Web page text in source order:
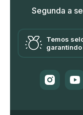
Segunda a
Temos